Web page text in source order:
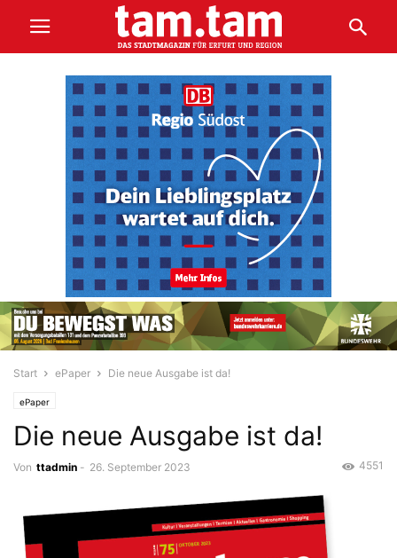
Start ePaper Die neue Ausgabe ist da!
ePaper
Die neue Ausgabe ist da!
Von ttadmin - 26. September 2023 4551